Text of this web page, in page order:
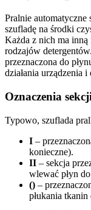
Pralnie automatyczne
szufladę na środki
Każda z nich ma
rodzajów
przeznaczona do
działania urządzenia
Oznaczenia
Typowo, szuflada
I –
konieczne).
II – sekcja
wlewać płyn
() –
płukania